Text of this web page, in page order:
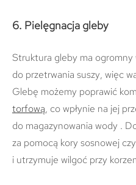
6. Pielęgnacja gleby
Struktura gleby ma ogromny
do przetrwania suszy, więc
Glebę możemy poprawić
torfową, co wpłynie na jej
do magazynowania wody .
za pomocą kory sosnowej
i utrzymuje wilgoć przy